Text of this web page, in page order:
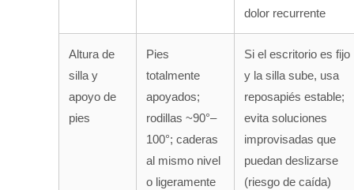
dolor recurrente
Altura de
silla y
apoyo de
pies
Pies
totalmente
apoyados;
rodillas ~90°–
100°; caderas
al mismo nivel
o ligeramente
Si el escritorio es fijo
y la silla sube, usa
reposapiés estable;
evita soluciones
improvisadas que
puedan deslizarse
(riesgo de caída)